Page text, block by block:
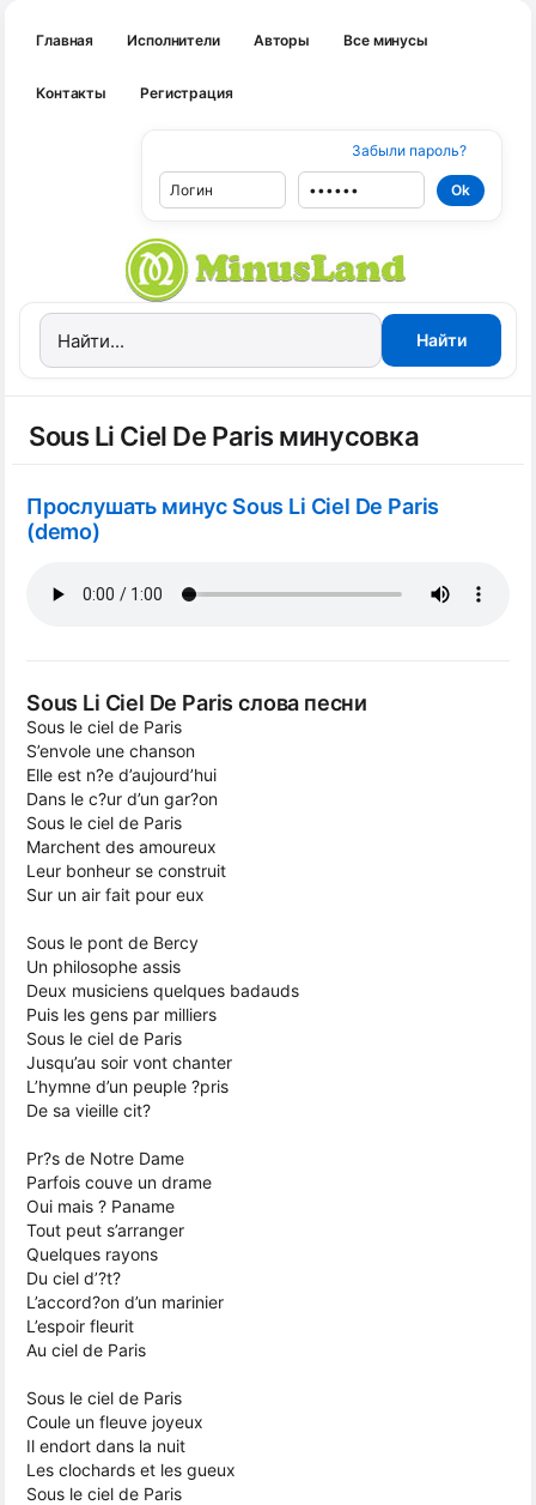
Главная Исполнители Авторы Все минусы
Контакты Регистрация
Забыли пароль?
Sous Li Ciel De Paris минусовка
Прослушать минус Sous Li Ciel De Paris
(demo)
Sous Li Ciel De Paris слова песни
Sous le ciel de Paris
S’envole une chanson
Elle est n?e d’aujourd’hui
Dans le c?ur d’un gar?on
Sous le ciel de Paris
Marchent des amoureux
Leur bonheur se construit
Sur un air fait pour eux
Sous le pont de Bercy
Un philosophe assis
Deux musiciens quelques badauds
Puis les gens par milliers
Sous le ciel de Paris
Jusqu’au soir vont chanter
L’hymne d’un peuple ?pris
De sa vieille cit?
Pr?s de Notre Dame
Parfois couve un drame
Oui mais ? Paname
Tout peut s’arranger
Quelques rayons
Du ciel d’?t?
L’accord?on d’un marinier
L’espoir fleurit
Au ciel de Paris
Sous le ciel de Paris
Coule un fleuve joyeux
Il endort dans la nuit
Les clochards et les gueux
Sous le ciel de Paris